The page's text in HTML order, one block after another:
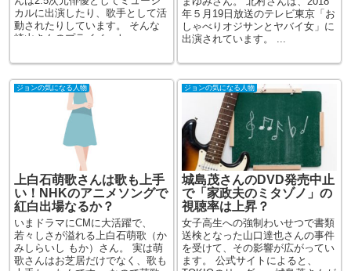
カルに出演したり、歌手として活
動されたりしています。 そんな
崎山さんのプライベート...
年５月19日放送のテレビ東京「お
しゃべりオジサンとヤバイ女」に
出演されています。 ...
ジョンの気になる人物
上白石萌歌さんは歌も上手
い！NHKのアニメソングで
紅白出場なるか？
いまドラマにCMに大活躍で、
若々しさが溢れる上白石萌歌（か
みしらいし もか）さん。 実は萌
歌さんはお芝居だけでなく、歌も
ジョンの気になる人物
城島茂さんのDVD発売中止
で「家政夫のミタゾノ」の
視聴率は上昇？
女子高生への強制わいせつで書類
送検となった山口達也さんの事件
を受けて、その影響が広がってい
ます。 公式サイトによると、